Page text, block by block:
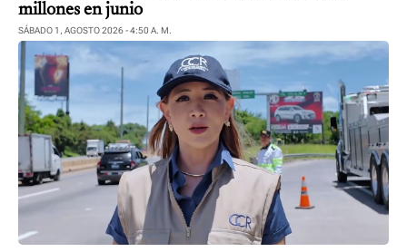
millones en junio
SÁBADO 1, AGOSTO 2026 - 4:50 A. M.